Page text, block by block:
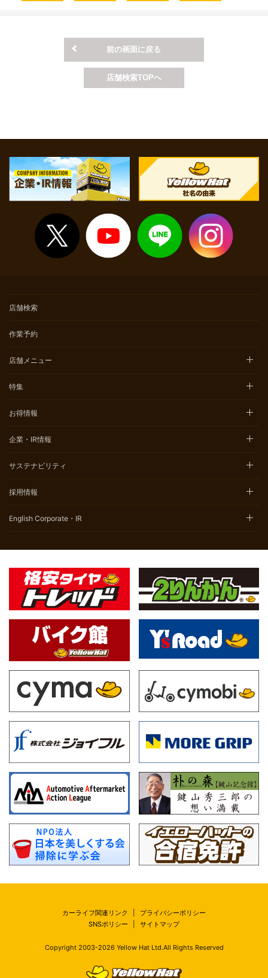
前の画面に戻る
店舗検索TOPへ
店舗検索
作業予約
店舗メニュー
特集
お得情報
企業・IR情報
サステナビリティ
採用情報
English Corporate・IR
カーライフ関連リンク
プライバシーポリシー
SNSポリシー
サイトマップ
Copyright 2003-2026Yellow Hat Ltd.All Rights Reserved